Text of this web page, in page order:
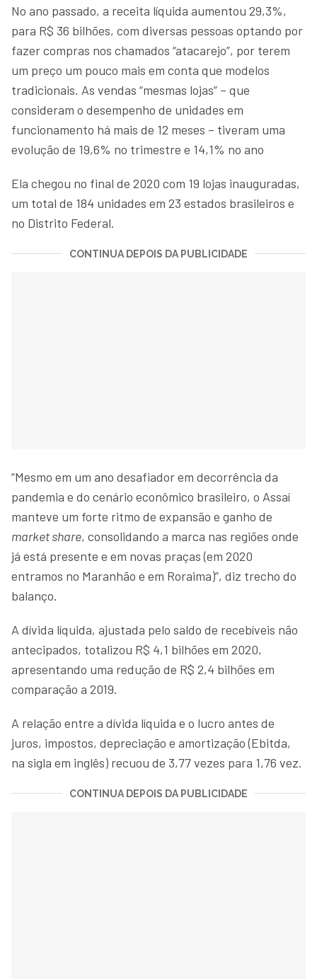
No ano passado, a receita líquida aumentou 29,3%,
para R$ 36 bilhões, com diversas pessoas optando por
fazer compras nos chamados “atacarejo”, por terem
um preço um pouco mais em conta que modelos
tradicionais. As vendas “mesmas lojas” – que
consideram o desempenho de unidades em
funcionamento há mais de 12 meses – tiveram uma
evolução de 19,6% no trimestre e 14,1% no ano
Ela chegou no final de 2020 com 19 lojas inauguradas,
um total de 184 unidades em 23 estados brasileiros e
no Distrito Federal.
CONTINUA DEPOIS DA PUBLICIDADE
“Mesmo em um ano desafiador em decorrência da
pandemia e do cenário econômico brasileiro, o Assaí
manteve um forte ritmo de expansão e ganho de
market share, consolidando a marca nas regiões onde
já está presente e em novas praças (em 2020
entramos no Maranhão e em Roraima)”, diz trecho do
balanço.
A dívida líquida, ajustada pelo saldo de recebíveis não
antecipados, totalizou R$ 4,1 bilhões em 2020,
apresentando uma redução de R$ 2,4 bilhões em
comparação a 2019.
A relação entre a dívida líquida e o lucro antes de
juros, impostos, depreciação e amortização (Ebitda,
na sigla em inglês) recuou de 3,77 vezes para 1,76 vez.
CONTINUA DEPOIS DA PUBLICIDADE